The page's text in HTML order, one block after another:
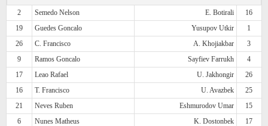
2 Semedo Nelson E. Botirali
16
19
Guedes Goncalo Yusupov Utkir
1
26
C. Francisco A. Khojiakbar
3
9
Ramos Goncalo Sayfiev Farrukh
4
17
Leao Rafael U. Jakhongir
26
16
T. Francisco U. Avazbek
25
21
Neves Ruben Eshmurodov Umar
15
6
Nunes Matheus K. Dostonbek
17